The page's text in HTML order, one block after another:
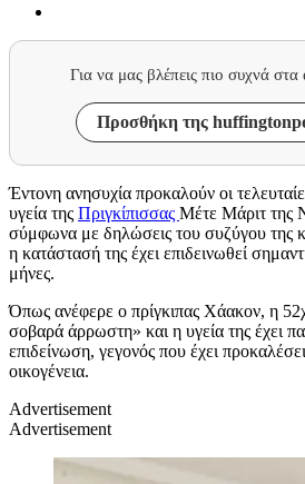
Για να μας βλέπεις πιο συχνά
Προσθήκη της
Έντονη ανησυχία προκαλούν οι
υγεία της Πριγκίπισσας Μέτε Μάριτ της
σύμφωνα με δηλώσεις του συζύγου της
η κατάστασή της έχει επιδεινωθεί
μήνες.
Όπως ανέφερε ο πρίγκιπας Χάακον, η
σοβαρά άρρωστη» και η υγεία της έχει
επιδείνωση, γεγονός που έχει
οικογένεια.
Advertisement
Advertisement